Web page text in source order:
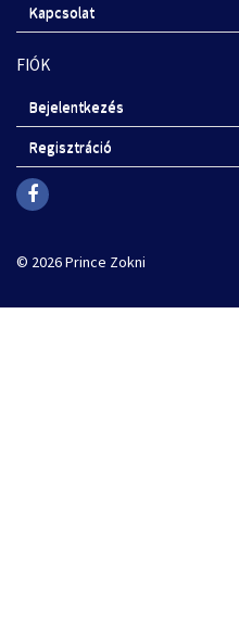
Kapcsolat
FIÓK
Bejelentkezés
Regisztráció
© 2026 Prince Zokni